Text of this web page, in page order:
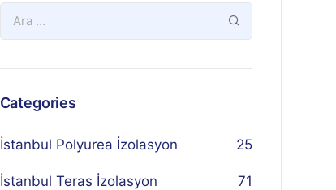
Categories
İstanbul Polyurea İzolasyon 25
İstanbul Teras İzolasyon 71